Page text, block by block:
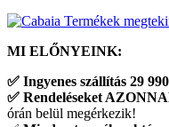
Termékek
MI ELŐNYEINK:
✅ Ingyenes szállítás 29
✅ Rendeléseket
órán belül megérkezik!